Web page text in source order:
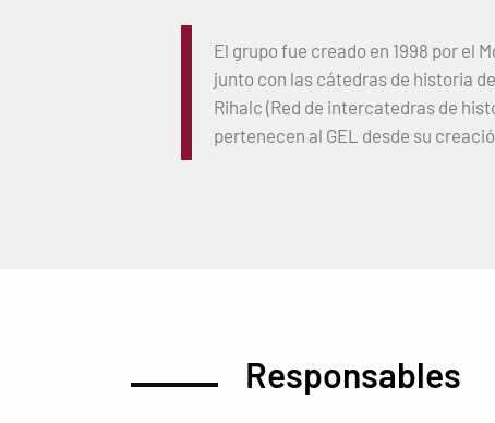
El grupo fue creado en 1998 por el
junto con las cátedras de historia
Rihalc (Red de intercatedras de
pertenecen al GEL desde su
Responsables